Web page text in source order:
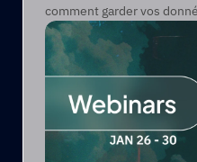
comment garder vos